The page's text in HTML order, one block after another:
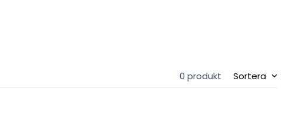
0 produkt Sortera